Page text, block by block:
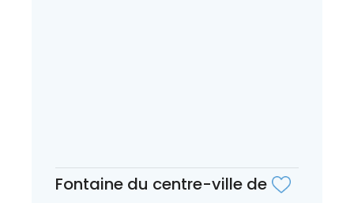
Fontaine du centre-ville de